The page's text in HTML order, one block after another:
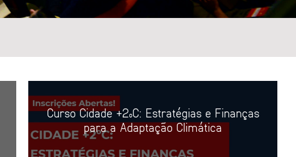
ESPAÇO PÚBLICO
PAISAGEM URBANA
Curso Cidade +2ºC: Estratégias e Finanças
para a Adaptação Climática